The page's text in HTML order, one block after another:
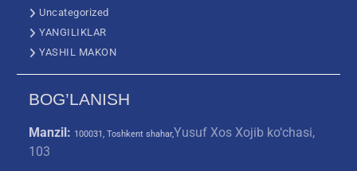
Uncategorized
YANGILIKLAR
YASHIL MAKON
BOG’LANISH
Manzil: 100031, Toshkent shahar,Yusuf Xos Xojib ko‘chasi,
103